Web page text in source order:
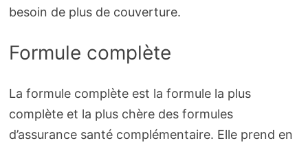
besoin de plus de couverture.
Formule complète
La formule complète est la formule la plus
complète et la plus chère des formules
d’assurance santé complémentaire. Elle prend en